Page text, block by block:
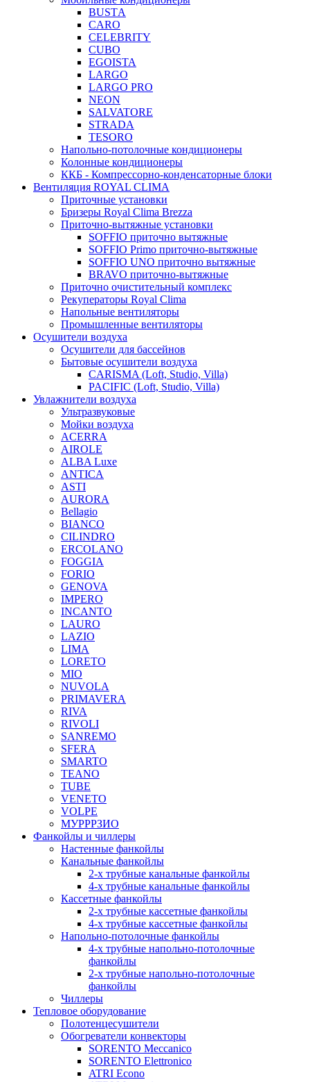
BUSTА
CARO
CELEBRITY
CUBO
EGOISTA
LARGO
LARGO PRO
NEON
SALVATORE
STRADA
TESORO
Напольно-потолочные кондиционеры
Колонные кондиционеры
ККБ - Компрессорно-конденсаторные блоки
Вентиляция ROYAL CLIMA
Приточные установки
Бризеры Royal Clima Brezza
Приточно-вытяжные установки
SOFFIO приточно вытяжные
SOFFIO Primo приточно-вытяжные
SOFFIO UNO приточно вытяжные
BRAVO приточно-вытяжные
Приточно очистительный комплекс
Рекуператоры Royal Clima
Напольные вентиляторы
Промышленные вентиляторы
Осушители воздуха
Осушители для бассейнов
Бытовые осушители воздуха
CARISMA (Loft, Studio, Villa)
PACIFIC (Loft, Studio, Villa)
Увлажнители воздуха
Ультразвуковые
Мойки воздуха
ACERRA
AIROLE
ALBA Luxe
ANTICA
ASTI
AURORA
Bellagio
BIANCO
CILINDRO
ERCOLANO
FOGGIA
FORIO
GENOVA
IMPERO
INCANTO
LAURO
LAZIO
LIMA
LORETO
MIO
NUVOLA
PRIMAVERA
RIVA
RIVOLI
SANREMO
SFERA
SMARTO
TEANO
TUBE
VENETO
VOLPE
МУРРРЗИО
Фанкойлы и чиллеры
Настенные фанкойлы
Канальные фанкойлы
2-х трубные канальные фанкойлы
4-х трубные канальные фанкойлы
Кассетные фанкойлы
2-х трубные кассетные фанкойлы
4-х трубные кассетные фанкойлы
Напольно-потолочные фанкойлы
4-х трубные напольно-потолочные
фанкойлы
2-х трубные напольно-потолочные
фанкойлы
Чиллеры
Тепловое оборудование
Полотенцесушители
Обогреватели конвекторы
SORENTO Meccanico
SORENTO Elettronico
ATRI Econo